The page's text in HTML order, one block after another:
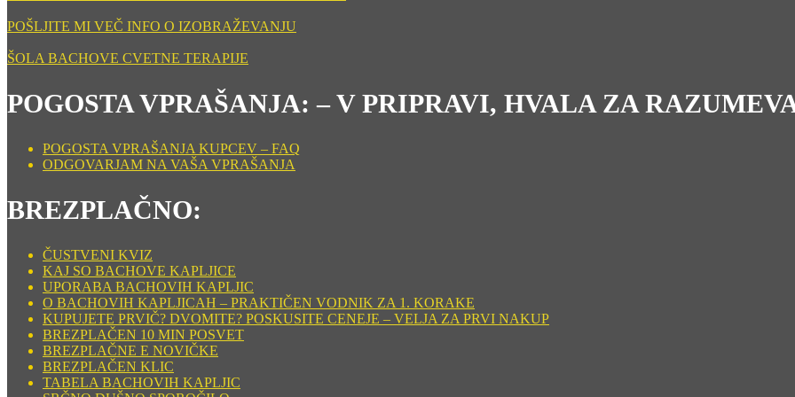
POŠLJITE MI VEČ INFO O IZOBRAŽEVANJU
ŠOLA BACHOVE CVETNE TERAPIJE
POGOSTA VPRAŠANJA: – V PRIPRAVI, HVALA ZA
POGOSTA VPRAŠANJA KUPCEV – FAQ
ODGOVARJAM NA VAŠA VPRAŠANJA
BREZPLAČNO:
ČUSTVENI KVIZ
KAJ SO BACHOVE KAPLJICE
UPORABA BACHOVIH KAPLJIC
O BACHOVIH KAPLJICAH – PRAKTIČEN VODNIK ZA 1. KORAKE
KUPUJETE PRVIČ? DVOMITE? POSKUSITE CENEJE – VELJA ZA PRVI NAKUP
BREZPLAČEN 10 MIN POSVET
BREZPLAČNE E NOVIČKE
BREZPLAČEN KLIC
TABELA BACHOVIH KAPLJIC